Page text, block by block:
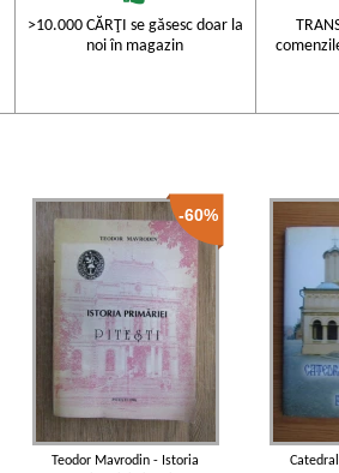
>10.000 CĂRŢI se găsesc doar la
noi în magazin
-60%
Teodor Mavrodin - Istoria